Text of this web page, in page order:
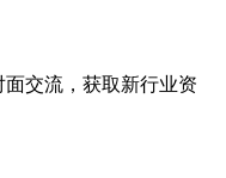
交流，获取新行业资